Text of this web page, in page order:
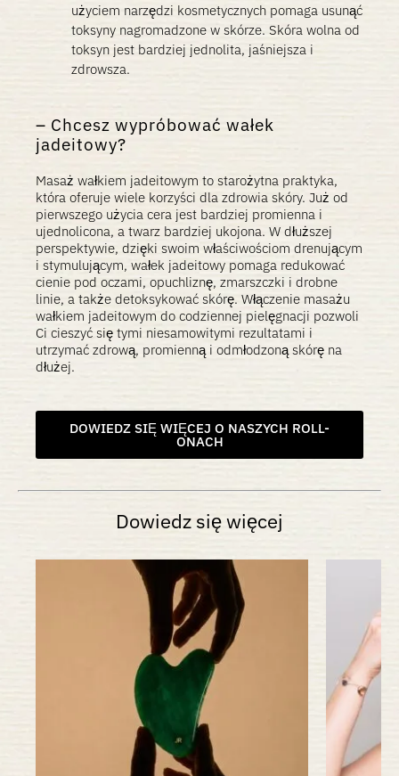
użyciem narzędzi kosmetycznych pomaga usunąć
toksyny nagromadzone w skórze. Skóra wolna od
toksyn jest bardziej jednolita, jaśniejsza i
zdrowsza.
Chcesz wypróbować wałek
jadeitowy?
Masaż wałkiem jadeitowym to starożytna praktyka,
która oferuje wiele korzyści dla zdrowia skóry. Już od
pierwszego użycia cera jest bardziej promienna i
ujednolicona, a twarz bardziej ukojona. W dłuższej
perspektywie, dzięki swoim właściwościom drenującym
i stymulującym, wałek jadeitowy pomaga redukować
cienie pod oczami, opuchliznę, zmarszczki i drobne
linie, a także detoksykować skórę. Włączenie masażu
wałkiem jadeitowym do codziennej pielęgnacji pozwoli
Ci cieszyć się tymi niesamowitymi rezultatami i
utrzymać zdrową, promienną i odmłodzoną skórę na
dłużej.
DOWIEDZ SIĘ WIĘCEJ O NASZYCH ROLL-
ONACH
Dowiedz się więcej